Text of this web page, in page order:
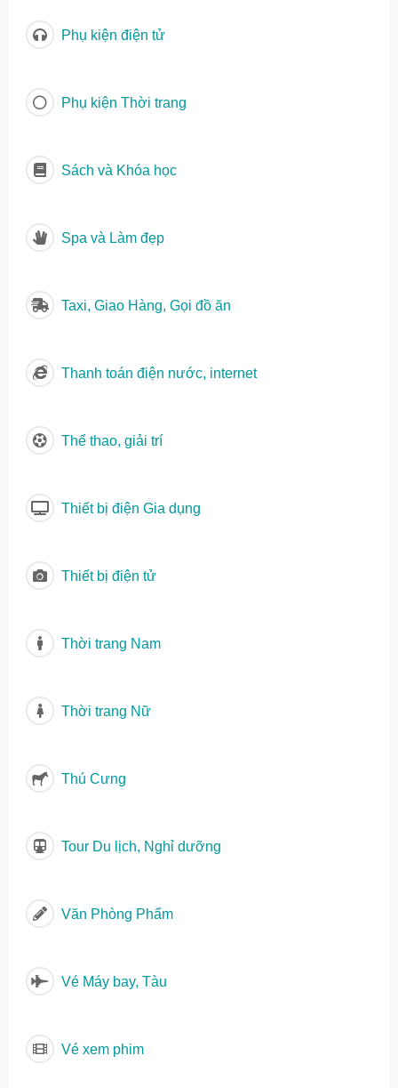
Phụ kiện điện tử
Phụ kiện Thời trang
Sách và Khóa học
Spa và Làm đẹp
Taxi, Giao Hàng, Gọi đồ ăn
Thanh toán điện nước, internet
Thể thao, giải trí
Thiết bị điện Gia dụng
Thiết bị điện tử
Thời trang Nam
Thời trang Nữ
Thú Cưng
Tour Du lịch, Nghỉ dưỡng
Văn Phòng Phẩm
Vé Máy bay, Tàu
Vé xem phim